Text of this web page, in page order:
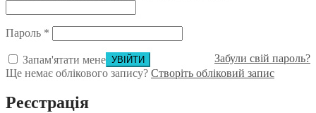
Пароль *
Запам'ятати мене
Забули свій пароль?
Ще немає облікового запису? Створіть обліковий запис
Реєстрація